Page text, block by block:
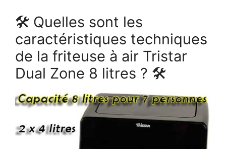
🛠 Quelles sont les
caractéristiques techniques
de la friteuse à air Tristar
Dual Zone 8 litres ? 🛠